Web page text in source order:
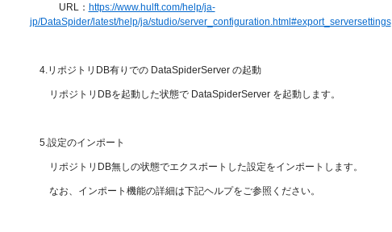
URL： https://www.hulft.com/help/ja-
jp/DataSpider/latest/help/ja/studio/server_configuration.html#export_serversettings
4.リポジトリDB有りでの DataSpiderServer の起動
リポジトリDBを起動した状態で DataSpiderServer を起動します。
5.設定のインポート
リポジトリDB無しの状態でエクスポートした設定をインポートします。
なお、インポート機能の詳細は下記ヘルプをご参照ください。